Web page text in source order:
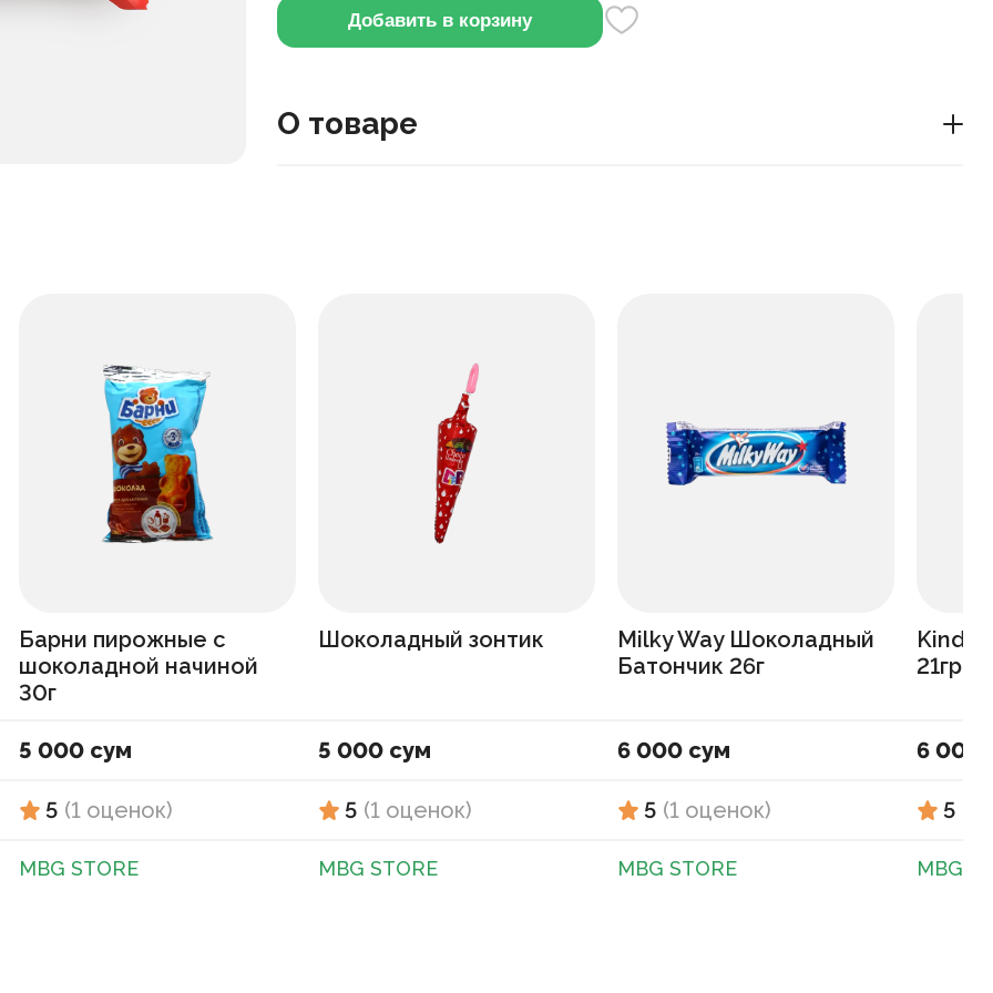
Добавить в корзину
О товаре
Барни пирожные с
шоколадной начиной
30г
5 000 сум
5 (1 оценок)
MBG STORE
Шоколадный зонтик
5 000 сум
5 (1 оценок)
MBG STORE
Milky Way Шоколадный
Батончик 26г
6 000 сум
5 (1 оценок)
MBG STORE
21гр
6 000
5
MBG